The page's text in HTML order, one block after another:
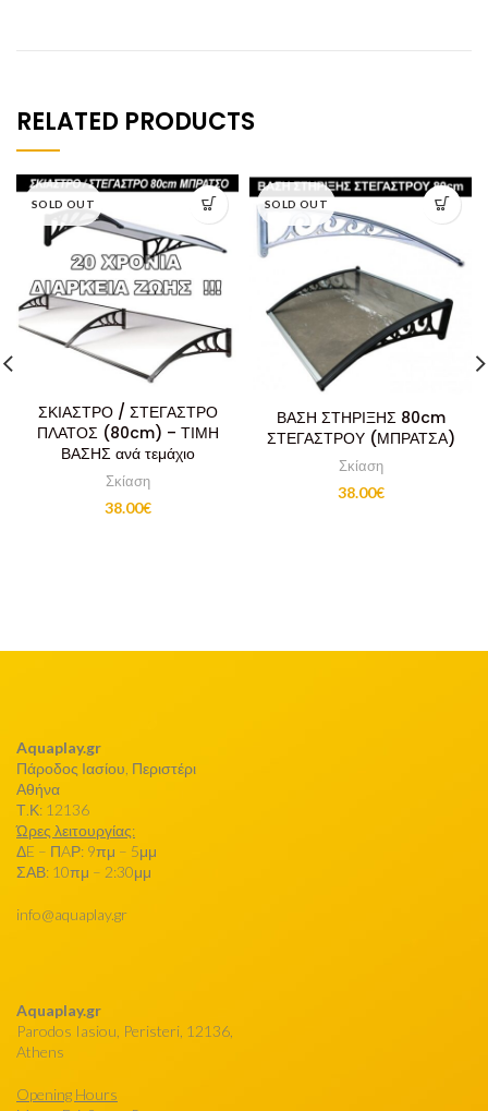
RELATED PRODUCTS
SOLD OUT
ΣΚΙΑΣΤΡΟ / ΣΤΕΓΑΣΤΡΟ
ΠΛΑΤΟΣ (80cm) – ΤΙΜΗ
ΒΑΣΗΣ ανά τεμάχιο
Σκίαση
38.00€
SOLD OUT
ΒΑΣΗ ΣΤΗΡΙΞΗΣ 80cm
ΣΤΕΓΑΣΤΡΟΥ (ΜΠΡΑΤΣΑ)
Σκίαση
38.00€
Aquaplay.gr
Πάροδος Ιασίου, Περιστέρι
Αθήνα
Τ.Κ: 12136
Ώρες λειτουργίας:
ΔE – ΠAΡ: 9πμ – 5μμ
ΣΑΒ: 10πμ – 2:30μμ
info@aquaplay.gr
Aquaplay.gr
Parodos Iasiou, Peristeri, 12136,
Athens
Opening Hours